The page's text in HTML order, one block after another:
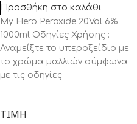
ΤΙΜΉ
Προσθήκη στο καλάθι
My Hero Peroxide 20Vol 6%
1000ml Οδηγίες Χρήσης :
Αναμείξτε το υπεροξείδιο με
το χρώμα μαλλιών σύμφωνα
με τις οδηγίες